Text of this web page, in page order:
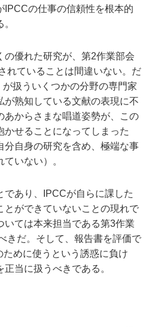
IPCCの仕事の信頼性を根本的
の優れた研究が、第2作業部会
れていることは間違いない。だ
扱ういくつかの分野の専門家
が熟知している文献の表現に不
あからさまな唱道姿勢が、この
かせることになってしまった
分自身の研究を含め、極端な事
いない）。
であり、IPCCが自らに課した
とができていないことの現れで
いては本来担当である第3作業
きだ。そして、報告書を評価で
めに使うという誘惑に負け
当に扱うべきである。